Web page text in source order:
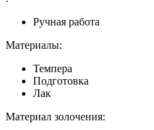
Ручная работа
Материалы:
Темпера
Подготовка
Лак
Материал золочения: